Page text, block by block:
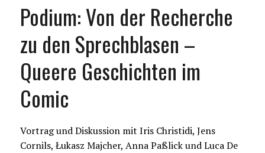
Podium: Von der Recherche
zu den Sprechblasen –
Queere Geschichten im
Comic
Vortrag und Diskussion mit Iris Christidi, Jens
Cornils, Łukasz Majcher, Anna Paßlick und Luca De